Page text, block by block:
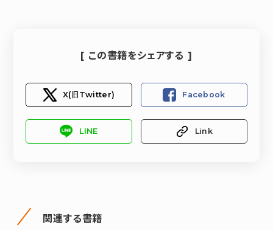
[ この書籍をシェアする ]
X(旧Twitter) Facebook
LINE Link
関連する書籍